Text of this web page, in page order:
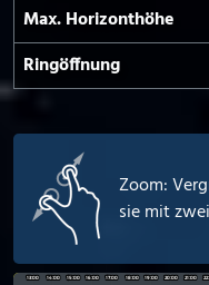
Max. Horizont­höhe
Ringöffnung
Zoom:
sie mit